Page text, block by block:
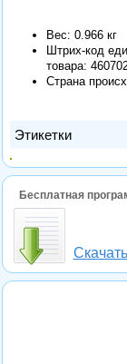
Вес: 0.966 кг
Штрих-код
товара:
Страна
Этикетки
Бесплатная